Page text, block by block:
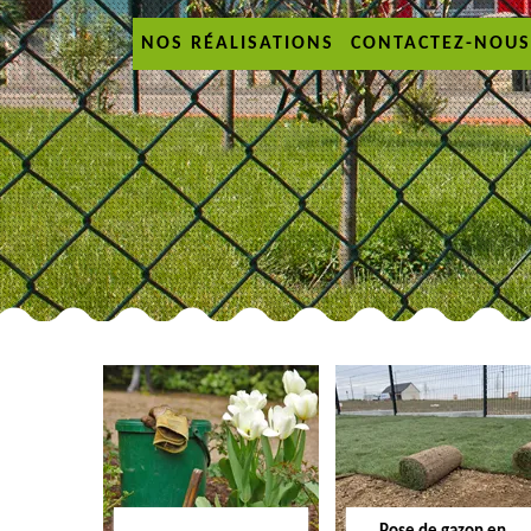
NOS RÉALISATIONS CONTACTEZ-